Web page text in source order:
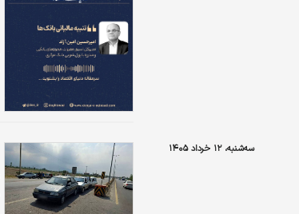
سه‌شنبه، ۱۲ خرداد ۱۴۰۵